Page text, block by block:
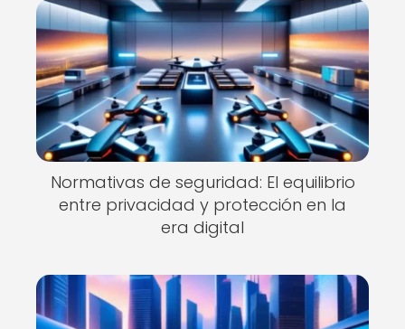
Normativas de seguridad: El equilibrio
entre privacidad y protección en la
era digital